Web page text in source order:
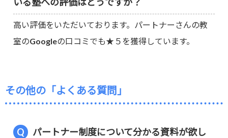
高い評価をいただいております。パートナーさんの教
室のGoogleの口コミでも★５を獲得しています。
その他の「よくある質問」
パートナー制度について分かる資料が欲し